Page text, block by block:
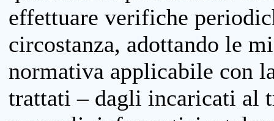
effettuare verifiche
circostanza, adottando le
normativa applicabile con
trattati – dagli incaricati al